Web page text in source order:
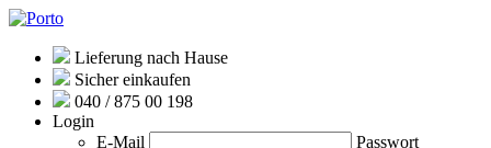
Lieferung nach Hause
Sicher einkaufen
040 / 875 00 198
Login
E-Mail
Passwort